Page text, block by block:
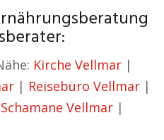
Kirche Vellmar |
| Reisebüro Vellmar |
Schamane Vellmar |